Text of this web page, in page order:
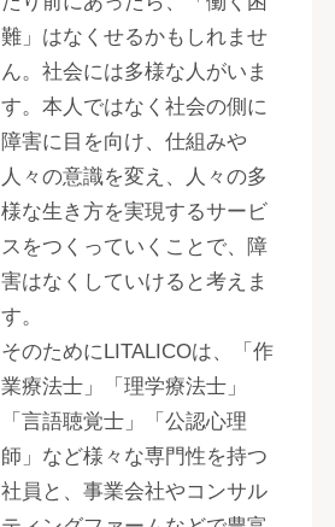
難」はなくせるかもしれませ
ん。社会には多様な人がいま
す。本人ではなく社会の側に
障害に目を向け、仕組みや
人々の意識を変え、人々の多
様な生き方を実現するサービ
スをつくっていくことで、障
害はなくしていけると考えま
す。
そのためにLITALICOは、「作
業療法士」「理学療法士」
「言語聴覚士」「公認心理
師」など様々な専門性を持つ
社員と、事業会社やコンサル